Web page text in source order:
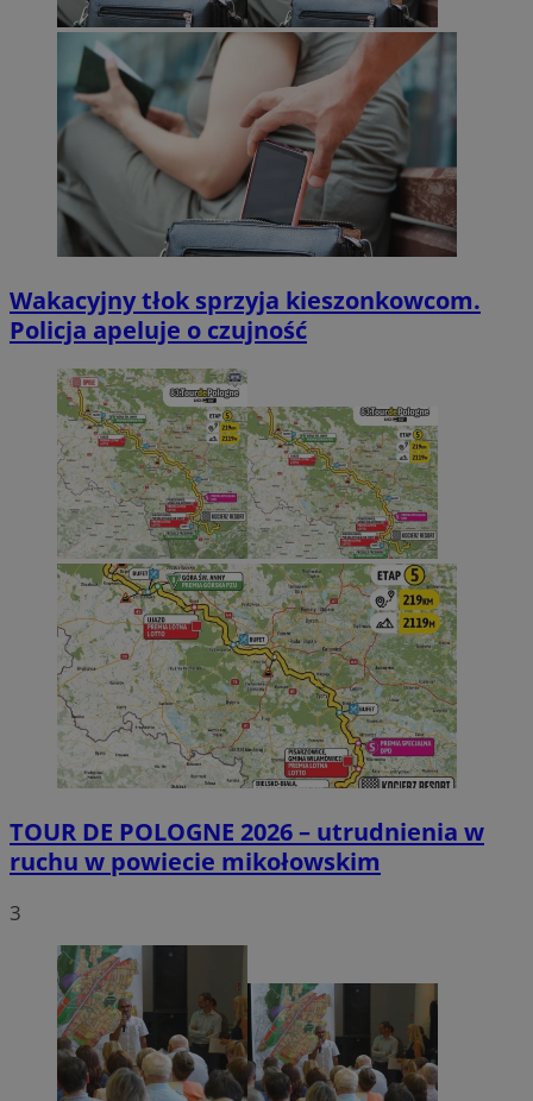
Wakacyjny tłok sprzyja kieszonkowcom.
Policja apeluje o czujność
TOUR DE POLOGNE 2026 – utrudnienia w
ruchu w powiecie mikołowskim
3